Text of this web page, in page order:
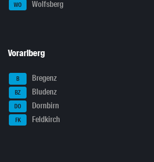
WO Wolfsberg
Vorarlberg
B Bregenz
BZ Bludenz
DO Dornbirn
FK Feldkirch